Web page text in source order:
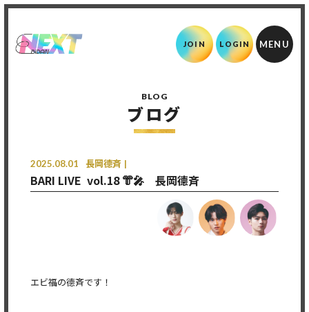
JOIN LOGIN
BLOG
ブログ
2025.08.01 長岡德斉
BARI LIVE vol.18 👘🎤 長岡德斉
エビ福の德斉です！